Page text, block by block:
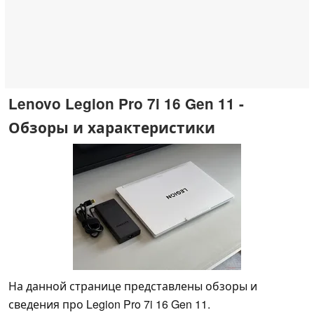
Lenovo Legion Pro 7i 16 Gen 11 -
Обзоры и характеристики
На данной странице представлены обзоры и
сведения про Legion Pro 7i 16 Gen 11.